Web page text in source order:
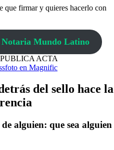
que firmar y quieres hacerlo con
Notaria Mundo Latino
en Magnific
del sello hace la
alguien: que sea alguien